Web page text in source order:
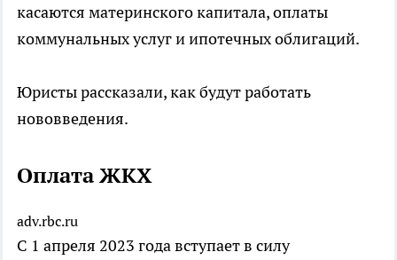
касаются материнского капитала, оплаты
коммунальных услуг и ипотечных облигаций.
Юристы рассказали, как будут работать
нововведения.
Оплата ЖКХ
adv.rbc.ru
С 1 апреля 2023 года вступает в силу